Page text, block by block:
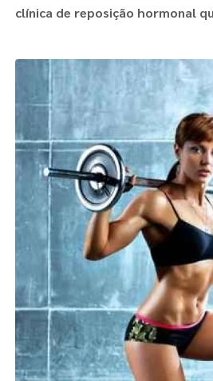
clínica de reposição hormonal